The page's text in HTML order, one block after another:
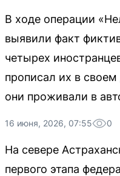
В ходе операции
выявили факт
четырех
прописал их в
они проживали в
16 июня, 2026, 07:55 0
На севере
первого этапа